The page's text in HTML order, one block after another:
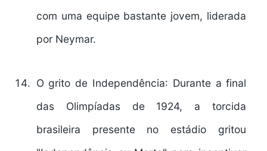
com uma equipe bastante jovem, liderada
por Neymar.
O grito de Independência: Durante a final
das Olimpíadas de 1924, a torcida
brasileira presente no estádio gritou